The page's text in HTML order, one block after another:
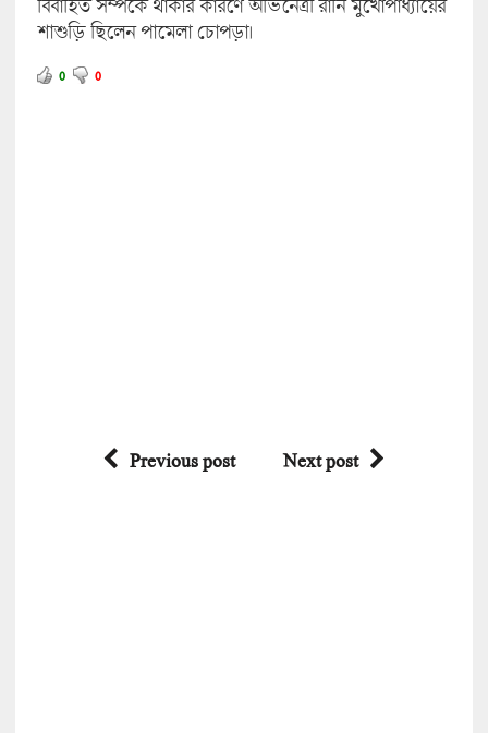
বিবাহিত সম্পর্কে থাকার কারণে অভিনেত্রী রানি মুখোপাধ্যায়ের
শাশুড়ি ছিলেন পামেলা চোপড়া।
0 0
Previous post Next post